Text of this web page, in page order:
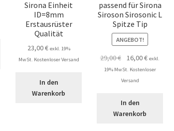
Sirona Einheit
ID=8mm
Erstausrüster
Qualität
23,00€ exkl. 19%
MwSt. Kostenloser Versand
In den
Warenkorb
passend für Sirona
Siroson Sirosonic L
Spitze Tip
ANGEBOT!
29,00€
Ursprünglicher
Preis
war:
16,00€Aktueller
Preis
exkl.
19% MwSt. Kostenloser
Versand
In den
Warenkorb